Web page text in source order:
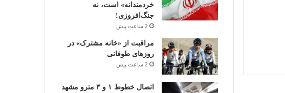
خردمندانه» است، نه
جنگ‌افروزی!
2 ساعت پیش
مراقبت از «خانه مشترک» در
روزهای طوفانی
2 ساعت پیش
اتصال خطوط ۱ و ۳ مترو مشهد